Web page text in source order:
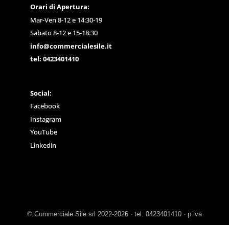
Orari di Apertura:
Mar-Ven 8-12 e 14:30-19
Sabato 8-12 e 15-18:30
info@commercialesile.it
tel: 0423401410
Social:
Facebook
Instagram
YouTube
Linkedin
© Commerciale Sile srl 2022-2026 · tel. 0423401410 · p.iva